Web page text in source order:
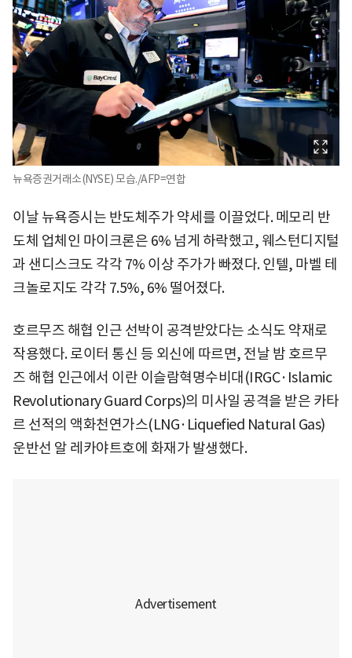
뉴욕증권거래소(NYSE) 모습./AFP=연합
이날 뉴욕증시는 반도체주가 약세를 이끌었다. 메모리 반
도체 업체인 마이크론은 6% 넘게 하락했고, 웨스턴디지털
과 샌디스크도 각각 7% 이상 주가가 빠졌다. 인텔, 마벨 테
크놀로지도 각각 7.5%, 6% 떨어졌다.
호르무즈 해협 인근 선박이 공격받았다는 소식도 약재로
작용했다. 로이터 통신 등 외신에 따르면, 전날 밤 호르무
즈 해협 인근에서 이란 이슬람혁명수비대(IRGC·Islamic
Revolutionary Guard Corps)의 미사일 공격을 받은 카타
르 선적의 액화천연가스(LNG·Liquefied Natural Gas)
운반선 알 레카야트호에 화재가 발생했다.